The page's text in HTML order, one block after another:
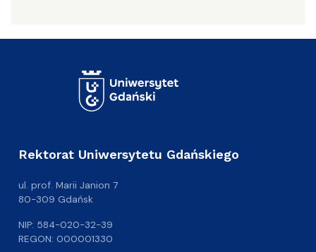
Rektorat Uniwersytetu Gdańskiego
ul. prof. Marii Janion 7
80-309 Gdańsk
NIP: 584-020-32-39
REGON: 000001330